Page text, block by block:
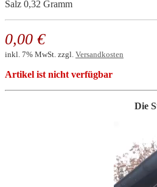
Salz 0,32 Gramm
0,00 €
inkl. 7% MwSt. zzgl. Versandkosten
Artikel ist nicht verfügbar
Die